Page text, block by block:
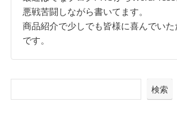
悪戦苦闘しながら書いてます。
商品紹介で少しでも皆様に喜んでい
です。
検索